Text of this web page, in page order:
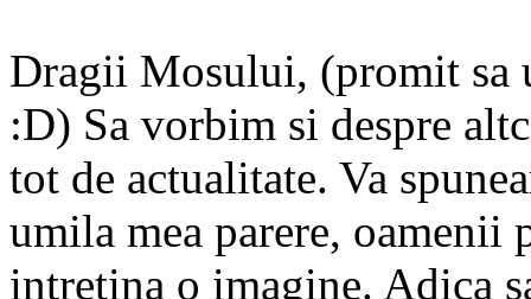
Dragii Mosului, (promit sa
:D) Sa vorbim si despre
tot de actualitate. Va
umila mea parere,
intretina o imagine. Adica